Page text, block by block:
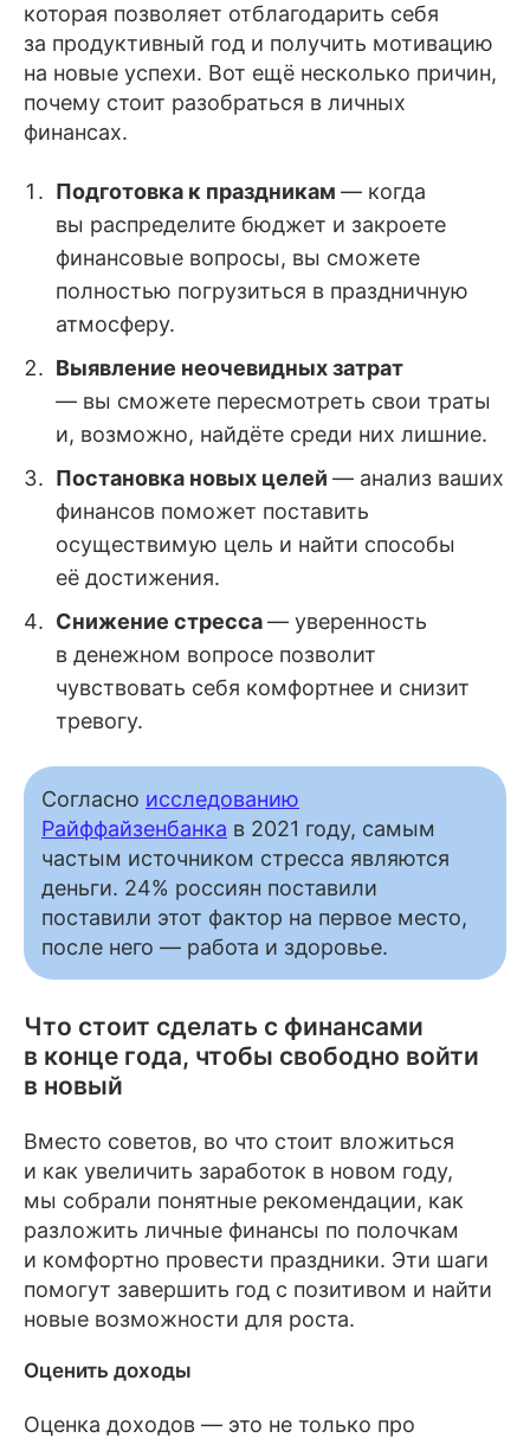
которая позволяет отблагодарить себя
за продуктивный год и получить мотивацию
на новые успехи. Вот ещё несколько причин,
почему стоит разобраться в личных
финансах.
Подготовка к праздникам — когда
вы распределите бюджет и закроете
финансовые вопросы, вы сможете
полностью погрузиться в праздничную
атмосферу.
Выявление неочевидных затрат
— вы сможете пересмотреть свои траты
и, возможно, найдёте среди них лишние.
Постановка новых целей — анализ ваших
финансов поможет поставить
осуществимую цель и найти способы
её достижения.
Снижение стресса— уверенность
в денежном вопросе позволит
чувствовать себя комфортнее и снизит
тревогу.
Согласно исследованию
Райффайзенбанка в 2021 году, самым
частым источником стресса являются
деньги. 24% россиян поставили
поставили этот фактор на первое место,
после него — работа и здоровье.
Что стоит сделать с финансами
в конце года, чтобы свободно войти
в новый
Вместо советов, во что стоит вложиться
и как увеличить заработок в новом году,
мы собрали понятные рекомендации, как
разложить личные финансы по полочкам
и комфортно провести праздники. Эти шаги
помогут завершить год с позитивом и найти
новые возможности для роста.
Оценить доходы
Оценка доходов — это не только про